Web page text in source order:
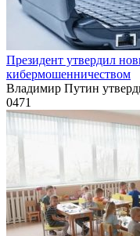
Президент утвердил
кибермошенничеством
Владимир Путин
0471